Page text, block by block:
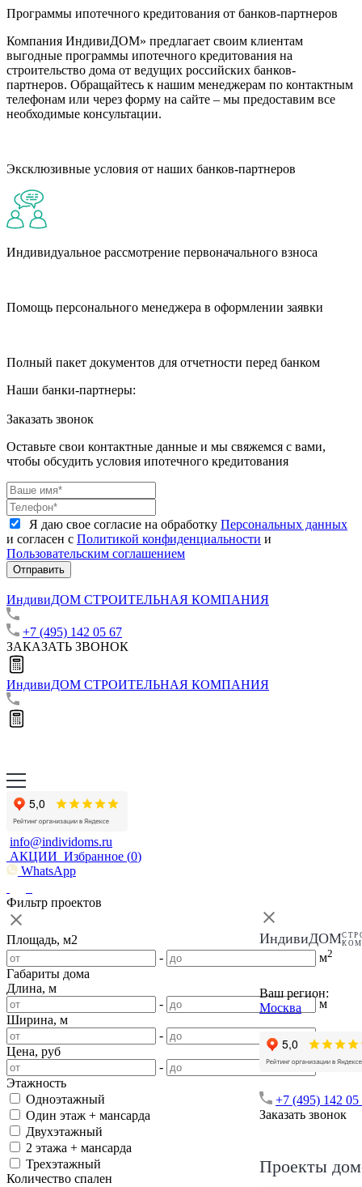
Программы ипотечного кредитования от банков-партнеров
Компания ИндивиДОМ» предлагает своим клиентам
выгодные программы ипотечного кредитования на
строительство дома от ведущих российских банков-
партнеров. Обращайтесь к нашим менеджерам по контактным
телефонам или через форму на сайте – мы предоставим все
необходимые консультации.
Эксклюзивные условия от наших банков-партнеров
Индивидуальное рассмотрение первоначального взноса
Помощь персонального менеджера в оформлении заявки
Полный пакет документов для отчетности перед банком
Наши банки-партнеры:
Заказать звонок
Оставьте свои контактные данные и мы свяжемся с вами,
чтобы обсудить условия ипотечного кредитования
Я даю свое согласие на обработку Персональных данных
и согласен с Политикой конфиденциальности и
Пользовательским соглашением
Отправить
ИндивиДОМ СТРОИТЕЛЬНАЯ КОМПАНИЯ
+7 (495) 142 05 67
ЗАКАЗАТЬ ЗВОНОК
ИндивиДОМ СТРОИТЕЛЬНАЯ КОМПАНИЯ
info@individoms.ru
АКЦИИ Избранное (0)
WhatsApp
ИндивиДОМ
Ваш регион:
Москва
+7 (495) 142 05
Заказать звонок
Проекты
Фильтр проектов
Площадь, м2
-
м2
Габариты дома
Длина, м
-
м
Ширина, м
-
Цена, руб
-
Этажность
Одноэтажный
Один этаж + мансарда
Двухэтажный
2 этажа + мансарда
Трехэтажный
Количество спален